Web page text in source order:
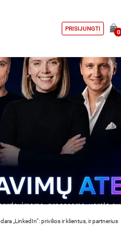
PRISIJUNGTI
0
„LinkedIn“: privilios ir klientus, ir partnerius